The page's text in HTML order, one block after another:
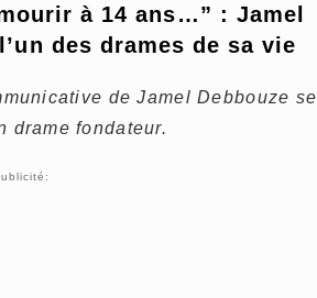
à 14 ans…” : Jamel
des drames de sa vie
de Jamel Debbouze se
drame fondateur.